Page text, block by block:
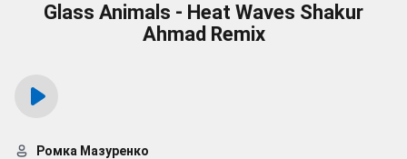
Glass Animals - Heat Waves Shakur
Ahmad Remix
Ромка Мазуренко